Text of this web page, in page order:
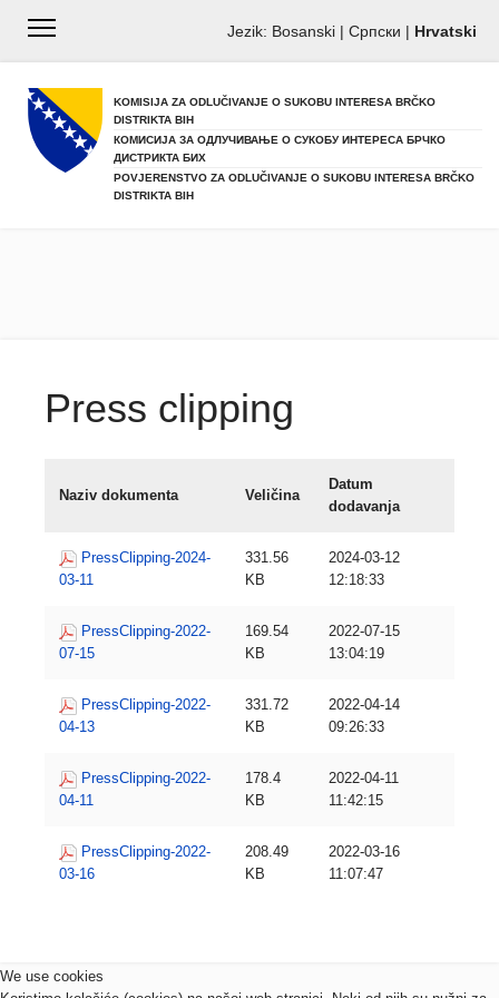
Jezik: Bosanski| Српски | Hrvatski
KOMISIJA ZA ODLUČIVANJE O SUKOBU INTERESA BRČKO
DISTRIKTA BIH
КОМИСИЈА ЗА ОДЛУЧИВАЊЕ О СУКОБУ ИНТЕРЕСА БРЧКО
ДИСТРИКТА БИХ
POVJERENSTVO ZA ODLUČIVANJE O SUKOBU INTERESA BRČKO
DISTRIKTA BIH
Press clipping
Naziv dokumenta Veličina
Datum
dodavanja
PressClipping-2024-
03-11
331.56
KB
2024-03-12
12:18:33
PressClipping-2022-
07-15
169.54
KB
2022-07-15
13:04:19
PressClipping-2022-
04-13
331.72
KB
2022-04-14
09:26:33
PressClipping-2022-
04-11
178.4
KB
2022-04-11
11:42:15
PressClipping-2022-
03-16
208.49
KB
2022-03-16
11:07:47
We use cookies